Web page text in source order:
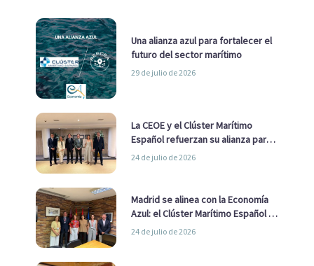
Una alianza azul para fortalecer el
futuro del sector marítimo
29 de julio de 2026
La CEOE y el Clúster Marítimo
Español refuerzan su alianza para
impulsar una estrategia Nacional
24 de julio de 2026
Madrid se alinea con la Economía
Azul: el Clúster Marítimo Español y
la Real Liga Naval avanzan alianzas
24 de julio de 2026